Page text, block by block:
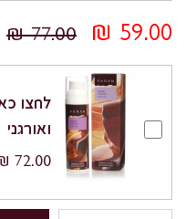
59.00 ₪
77.00 ₪
לחצו
ואורגני
72.00 ₪